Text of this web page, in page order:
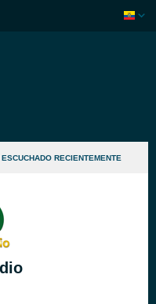
ESCUCHADO RECIENTEMENTE